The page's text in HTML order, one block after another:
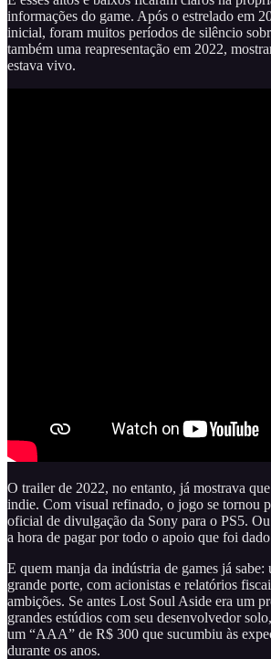
informações do game. Após o estrelado em
inicial, foram muitos períodos de silêncio
também uma reapresentação em 2022,
estava vivo.
O trailer de 2022, no entanto, já mostrava
indie. Com visual refinado, o jogo se tornou
oficial de divulgação da Sony para o PS5.
a hora de pagar por todo o apoio que foi
E quem manja da indústria de games já sabe:
grande porte, com acionistas e relatórios
ambições. Se antes Lost Soul Aside era um
grandes estúdios com seu desenvolvedor
um “AAA” de R$ 300 que sucumbiu às
durante os anos.